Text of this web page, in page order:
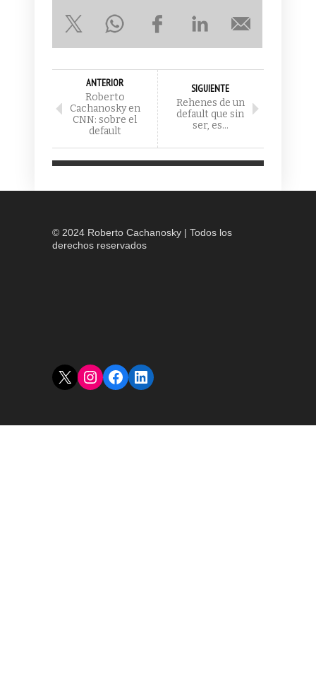
ANTERIOR
Roberto
Cachanosky en
CNN: sobre el
default
SIGUIENTE
Rehenes de un
default que sin
ser, es…
© 2024 Roberto Cachanosky | Todos los
derechos reservados
X Instagram
Facebook
LinkedIn